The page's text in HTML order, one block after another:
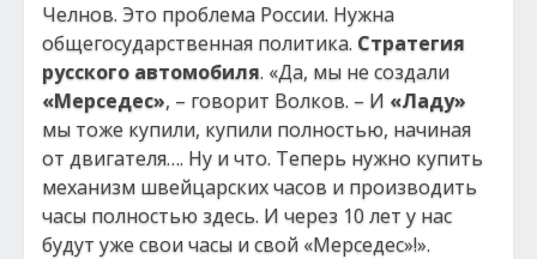
Челнов. Это проблема России. Нужна
общегосударственная политика. Стратегия
русского автомобиля. «Да, мы не создали
«Мерседес», – говорит Волков. – И «Ладу»
мы тоже купили, купили полностью, начиная
от двигателя…. Ну и что. Теперь нужно купить
механизм швейцарских часов и производить
часы полностью здесь. И через 10 лет у нас
будут уже свои часы и свой «Мерседес»!».